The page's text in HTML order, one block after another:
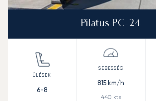
Pilatus PC-24
6-8
815 km/h
440 kts